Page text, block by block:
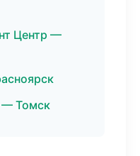
Центр —
Томск